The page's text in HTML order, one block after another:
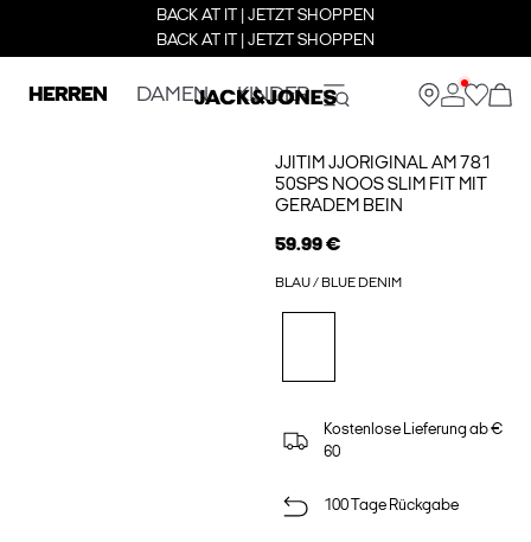
BACK AT IT | JETZT SHOPPEN
BACK AT IT | JETZT SHOPPEN
HERREN DAMEN KINDER
JJITIM JJORIGINAL AM 781
50SPS NOOS SLIM FIT MIT
GERADEM BEIN
59.99 €
BLAU / BLUE DENIM
Kostenlose Lieferung ab €
60
100 Tage Rückgabe